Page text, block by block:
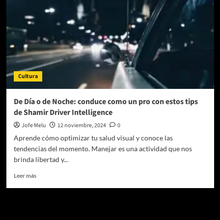
Cultura
De Día o de Noche: conduce como un pro con estos tips
de Shamir Driver Intelligence
Jofe Melu 12 noviembre, 2024
0
Aprende cómo optimizar tu salud visual y conoce las
tendencias del momento. Manejar es una actividad que nos
brinda libertad y...
Leer másLeer